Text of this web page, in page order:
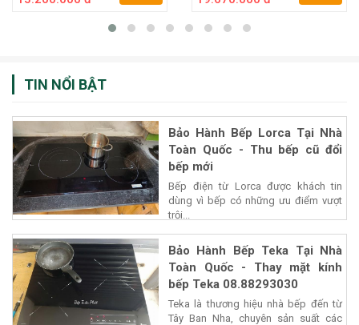
TIN NỔI BẬT
Bảo Hành Bếp Lorca Tại Nhà
Toàn Quốc - Thu bếp cũ đổi
bếp mới
Bếp điện từ Lorca được khách tin
dùng vì bếp có những ưu điểm vượt
trội...
Bảo Hành Bếp Teka Tại Nhà
Toàn Quốc - Thay mặt kính
bếp Teka 08.88293030
Teka là thương hiệu nhà bếp đến từ
Tây Ban Nha, chuyên sản suất các